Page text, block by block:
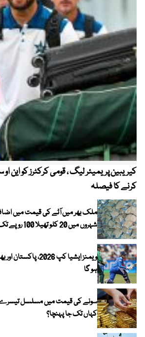
کرنے کا فیصلہ
ملک بھر میں آٹے کی قیمت میں
شہروں میں 20 کلو تھیلا 100 روپے تک مہنگا
ویمنز ایشیا کپ 2026،
ہو گا
سونے کی قیمت میں مسلسل تیسرے
کہاں تک جا پہنچا؟